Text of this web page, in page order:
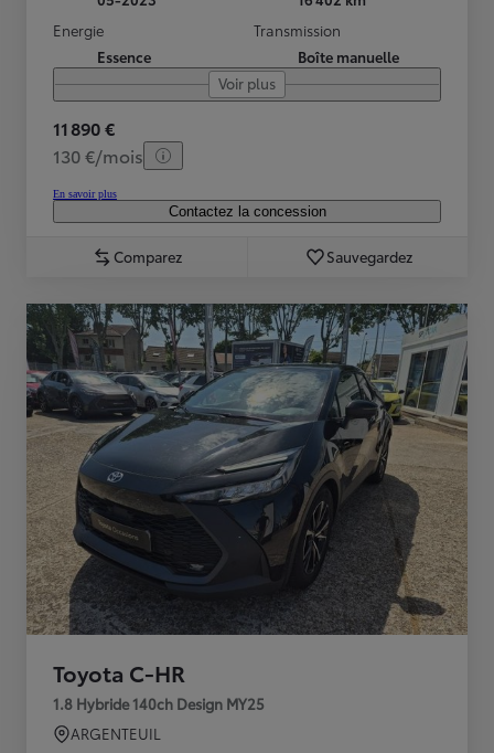
Energie
Essence
Transmission
Boîte manuelle
Voir plus
11 890 €
130 €/mois
En savoir plus
Contactez la concession
Comparez Sauvegardez
Toyota C-HR
1.8 Hybride 140ch Design MY25
ARGENTEUIL